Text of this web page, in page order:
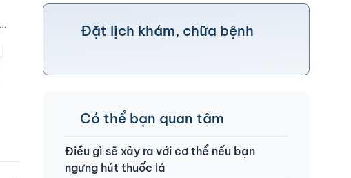
Đặt lịch khám, chữa bệnh
Có thể bạn quan tâm
Điều gì sẽ xảy ra với cơ thể nếu bạn
ngưng hút thuốc lá